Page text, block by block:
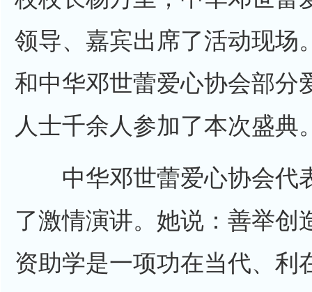
领导、嘉宾出席了活动现场
和中华邓世蕾爱心协会部分
人士千余人参加了本次盛典
中华邓世蕾爱心协会代
了激情演讲。她说：善举创
资助学是一项功在当代、利